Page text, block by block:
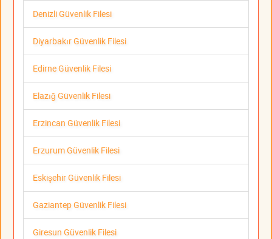
Denizli Güvenlik Filesi
Diyarbakır Güvenlik Filesi
Edirne Güvenlik Filesi
Elazığ Güvenlik Filesi
Erzincan Güvenlik Filesi
Erzurum Güvenlik Filesi
Eskişehir Güvenlik Filesi
Gaziantep Güvenlik Filesi
Giresun Güvenlik Filesi